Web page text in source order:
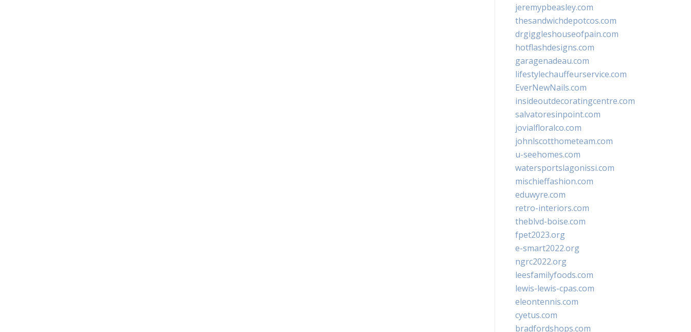
jeremypbeasley.com
thesandwichdepotcos.com
drgiggleshouseofpain.com
hotflashdesigns.com
garagenadeau.com
lifestylechauffeurservice.com
EverNewNails.com
insideoutdecoratingcentre.com
salvatoresinpoint.com
jovialfloralco.com
johnlscotthometeam.com
u-seehomes.com
watersportslagonissi.com
mischieffashion.com
eduwyre.com
retro-interiors.com
theblvd-boise.com
fpet2023.org
e-smart2022.org
ngrc2022.org
leesfamilyfoods.com
lewis-lewis-cpas.com
eleontennis.com
cyetus.com
bradfordshops.com